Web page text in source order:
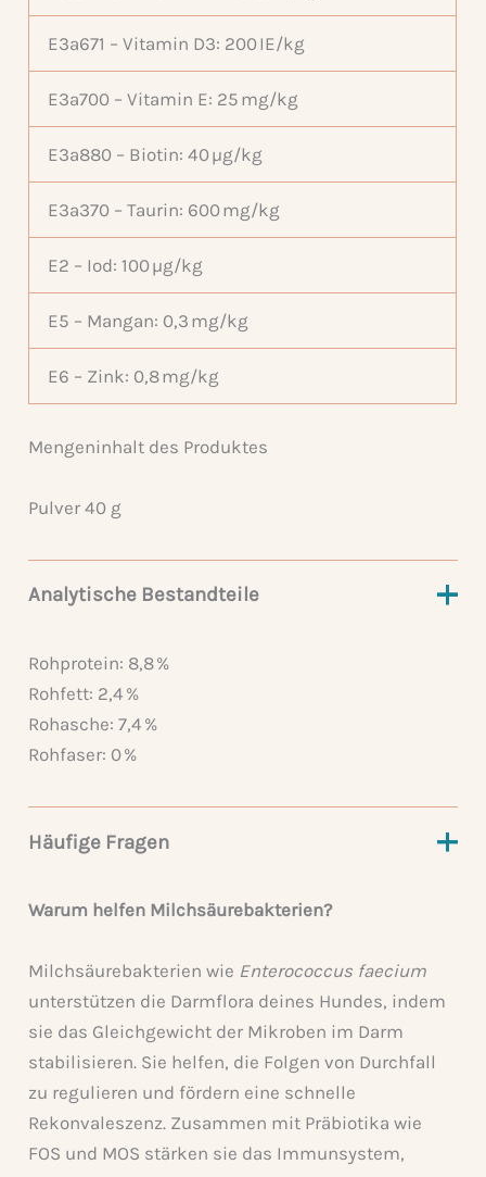
E3a671 – Vitamin D3: 200 IE/kg
E3a700 – Vitamin E: 25 mg/kg
E3a880 – Biotin: 40 µg/kg
E3a370 – Taurin: 600 mg/kg
E2 – Iod: 100 µg/kg
E5 – Mangan: 0,3 mg/kg
E6 – Zink: 0,8 mg/kg
Mengeninhalt des Produktes
Pulver 40 g
Analytische Bestandteile
Rohprotein: 8,8 %
Rohfett: 2,4 %
Rohasche: 7,4 %
Rohfaser: 0 %
Häufige Fragen
Warum helfen Milchsäurebakterien?
Milchsäurebakterien wie Enterococcus faecium
unterstützen die Darmflora deines Hundes, indem
sie das Gleichgewicht der Mikroben im Darm
stabilisieren. Sie helfen, die Folgen von Durchfall
zu regulieren und fördern eine schnelle
Rekonvaleszenz. Zusammen mit Präbiotika wie
FOS und MOS stärken sie das Immunsystem,